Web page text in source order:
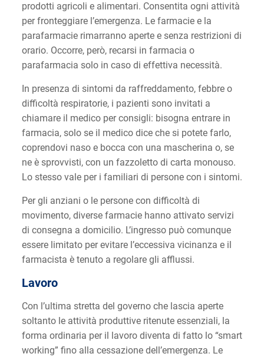
prodotti agricoli e alimentari. Consentita ogni attività
per fronteggiare l’emergenza. Le farmacie e la
parafarmacie rimarranno aperte e senza restrizioni di
orario. Occorre, però, recarsi in farmacia o
parafarmacia solo in caso di effettiva necessità.
In presenza di sintomi da raffreddamento, febbre o
difficoltà respiratorie, i pazienti sono invitati a
chiamare il medico per consigli: bisogna entrare in
farmacia, solo se il medico dice che si potete farlo,
coprendovi naso e bocca con una mascherina o, se
ne è sprovvisti, con un fazzoletto di carta monouso.
Lo stesso vale per i familiari di persone con i sintomi.
Per gli anziani o le persone con difficoltà di
movimento, diverse farmacie hanno attivato servizi
di consegna a domicilio. L’ingresso può comunque
essere limitato per evitare l’eccessiva vicinanza e il
farmacista è tenuto a regolare gli afflussi.
Lavoro
Con l’ultima stretta del governo che lascia aperte
soltanto le attività produttive ritenute essenziali, la
forma ordinaria per il lavoro diventa di fatto lo “smart
working” fino alla cessazione dell’emergenza. Le